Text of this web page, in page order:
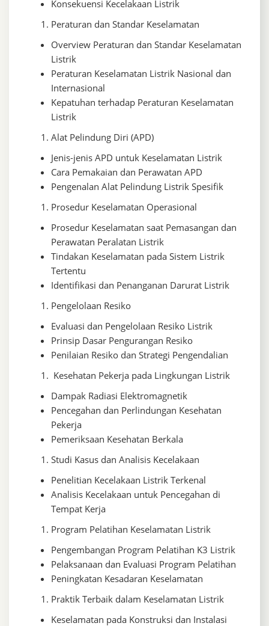
Konsekuensi Kecelakaan Listrik
Peraturan dan Standar Keselamatan
Overview Peraturan dan Standar Keselamatan
Listrik
Peraturan Keselamatan Listrik Nasional dan
Internasional
Kepatuhan terhadap Peraturan Keselamatan
Listrik
Alat Pelindung Diri (APD)
Jenis-jenis APD untuk Keselamatan Listrik
Cara Pemakaian dan Perawatan APD
Pengenalan Alat Pelindung Listrik Spesifik
Prosedur Keselamatan Operasional
Prosedur Keselamatan saat Pemasangan dan
Perawatan Peralatan Listrik
Tindakan Keselamatan pada Sistem Listrik
Tertentu
Identifikasi dan Penanganan Darurat Listrik
Pengelolaan Resiko
Evaluasi dan Pengelolaan Resiko Listrik
Prinsip Dasar Pengurangan Resiko
Penilaian Resiko dan Strategi Pengendalian
Kesehatan Pekerja pada Lingkungan Listrik
Dampak Radiasi Elektromagnetik
Pencegahan dan Perlindungan Kesehatan
Pekerja
Pemeriksaan Kesehatan Berkala
Studi Kasus dan Analisis Kecelakaan
Penelitian Kecelakaan Listrik Terkenal
Analisis Kecelakaan untuk Pencegahan di
Tempat Kerja
Program Pelatihan Keselamatan Listrik
Pengembangan Program Pelatihan K3 Listrik
Pelaksanaan dan Evaluasi Program Pelatihan
Peningkatan Kesadaran Keselamatan
Praktik Terbaik dalam Keselamatan Listrik
Keselamatan pada Konstruksi dan Instalasi